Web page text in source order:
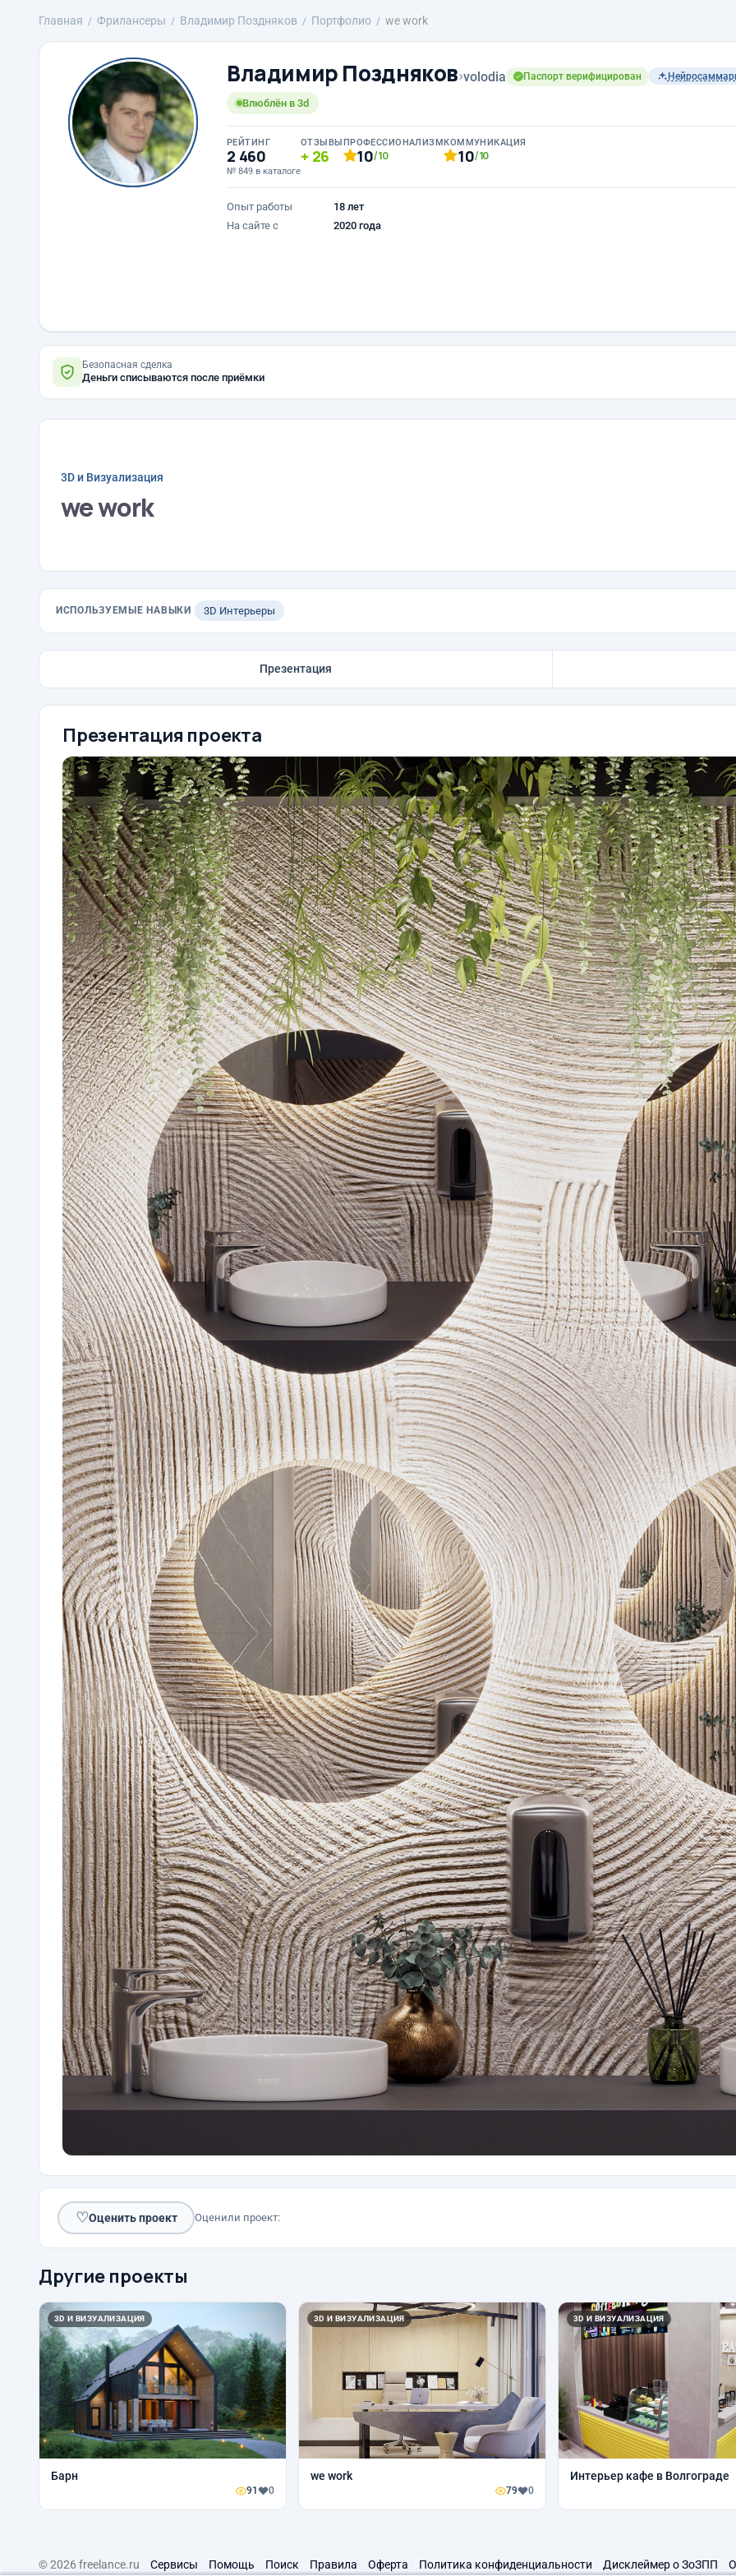
Главная Фрилансеры Владимир Поздняков Портфолио we work
Владимир Поздняков›volodia Паспорт верифицирован
Влюблён в 3d
РЕЙТИНГ
2 460
№ 849 в каталоге
ОТЗЫВЫ
26
ПРОФЕССИОНАЛИЗМ
10/10
КОММУНИКАЦИЯ
10/10
Опыт работы
18 лет
На сайте с
2020 года
Безопасная сделка
Деньги списываются после приёмки
3D и Визуализация
we work
ИСПОЛЬЗУЕМЫЕ НАВЫКИ 3D Интерьеры
Презентация
Презентация проекта
♡Оценить проект Оценили проект:
Другие проекты
3D И ВИЗУАЛИЗАЦИЯ
Барн
91 0
3D И ВИЗУАЛИЗАЦИЯ
we work
79 0
3D И ВИЗУАЛИЗАЦИЯ
Интерьер кафе в Волгограде
© 2026 freelance.ru Сервисы Помощь Поиск Правила Оферта Политика конфиденциальности Дисклеймер о ЗоЗПП